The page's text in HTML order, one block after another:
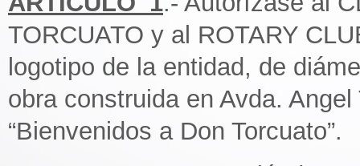
TORCUATO y al ROTARY
logotipo de la entidad, de
obra construida en Avda.
“Bienvenidos a Don Torcuato”.